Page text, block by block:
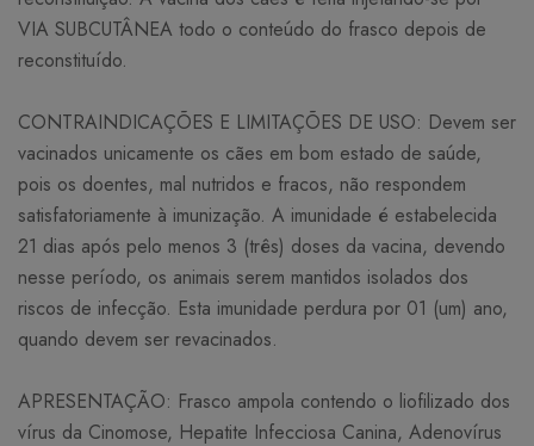
VIA SUBCUTÂNEA todo o conteúdo do frasco depois de
reconstituído.
CONTRAINDICAÇÕES E LIMITAÇÕES DE USO: Devem ser
vacinados unicamente os cães em bom estado de saúde,
pois os doentes, mal nutridos e fracos, não respondem
satisfatoriamente à imunização. A imunidade é estabelecida
21 dias após pelo menos 3 (três) doses da vacina, devendo
nesse período, os animais serem mantidos isolados dos
riscos de infecção. Esta imunidade perdura por 01 (um) ano,
quando devem ser revacinados.
APRESENTAÇÃO: Frasco ampola contendo o liofilizado dos
vírus da Cinomose, Hepatite Infecciosa Canina, Adenovírus